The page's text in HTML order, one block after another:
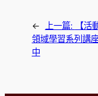
← 上一篇:
【活
領域學習系列講
中